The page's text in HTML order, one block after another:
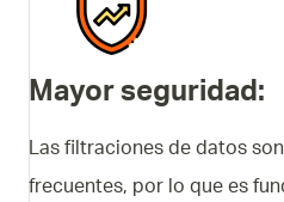
Mayor seguridad:
Las filtraciones de datos
frecuentes, por lo que es